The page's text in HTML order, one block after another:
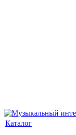
Каталог